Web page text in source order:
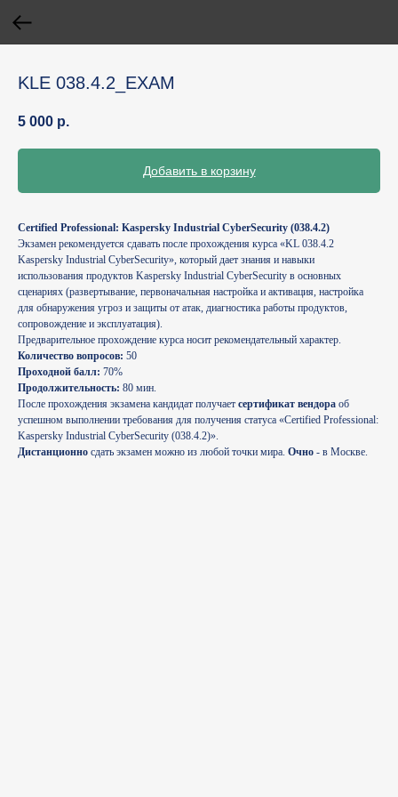
KLE 038.4.2_EXAM
5 000 р.
Добавить в корзину
Certified Professional: Kaspersky Industrial CyberSecurity (038.4.2)
Экзамен рекомендуется сдавать после прохождения курса «KL 038.4.2
Kaspersky Industrial CyberSecurity», который дает знания и навыки
использования продуктов Kaspersky Industrial CyberSecurity в основных
сценариях (развертывание, первоначальная настройка и активация, настройка
для обнаружения угроз и защиты от атак, диагностика работы продуктов,
сопровождение и эксплуатация).
Предварительное прохождение курса носит рекомендательный характер.
Количество вопросов: 50
Проходной балл: 70%
Продолжительность: 80 мин.
После прохождения экзамена кандидат получает сертификат вендора об
успешном выполнении требования для получения статуса «Certified Professional:
Kaspersky Industrial CyberSecurity (038.4.2)».
Дистанционно сдать экзамен можно из любой точки мира. Очно - в Москве.